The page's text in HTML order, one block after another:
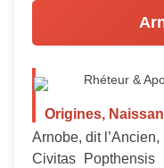
Rhéteur &
Origines,
Arnobe, dit
Civitas Popthensis